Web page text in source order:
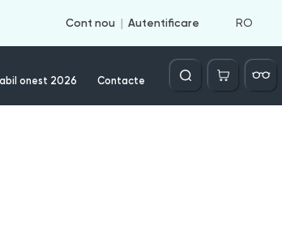
Cont nou Autentificare RO
onest 2026 Contacte
Căutare